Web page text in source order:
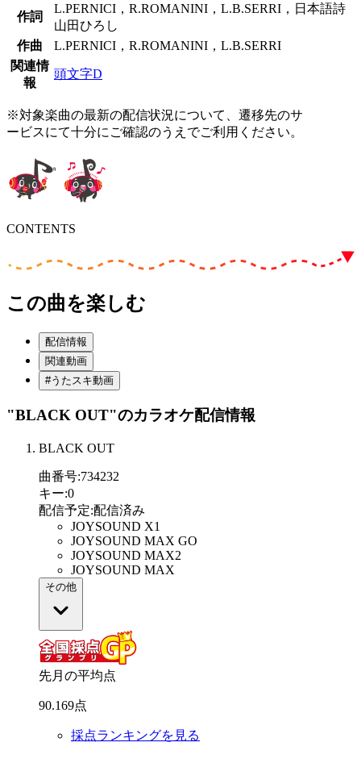
作詞
L.PERNICI，R.ROMANINI，L.B.SERRI，日本語詩
山田ひろし
作曲
L.PERNICI，R.ROMANINI，L.B.SERRI
関連情
報
頭文字D
※対象楽曲の最新の配信状況について、遷移先のサ
ービスにて十分にご確認のうえでご利用ください。
CONTENTS
この曲を楽しむ
配信情報
関連動画
#うたスキ動画
"BLACK OUT"のカラオケ配信情報
BLACK OUT
曲番号:734232
キー:0
配信予定:配信済み
JOYSOUND X1
JOYSOUND MAX GO
JOYSOUND MAX2
JOYSOUND MAX
その他
先月の平均点
90.169点
採点ランキングを見る